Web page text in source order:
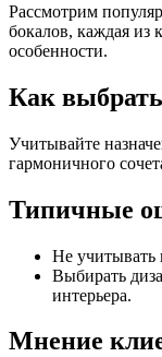
Рассмотрим
бокалов, каждая из
особенности.
Как
Учитывайте
гармоничного
Типичные
Не учитывать
Выбирать
интерьера.
Мнение